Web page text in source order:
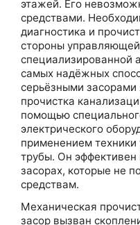
этажей. Его
средствами.
диагностика и
стороны
специализированной
самых надёжных
серьёзными засорами
прочистка
помощью
электрического
применением техники
трубы. Он эффективен
засорах, которые не
средствам.
Механическая
засор вызван